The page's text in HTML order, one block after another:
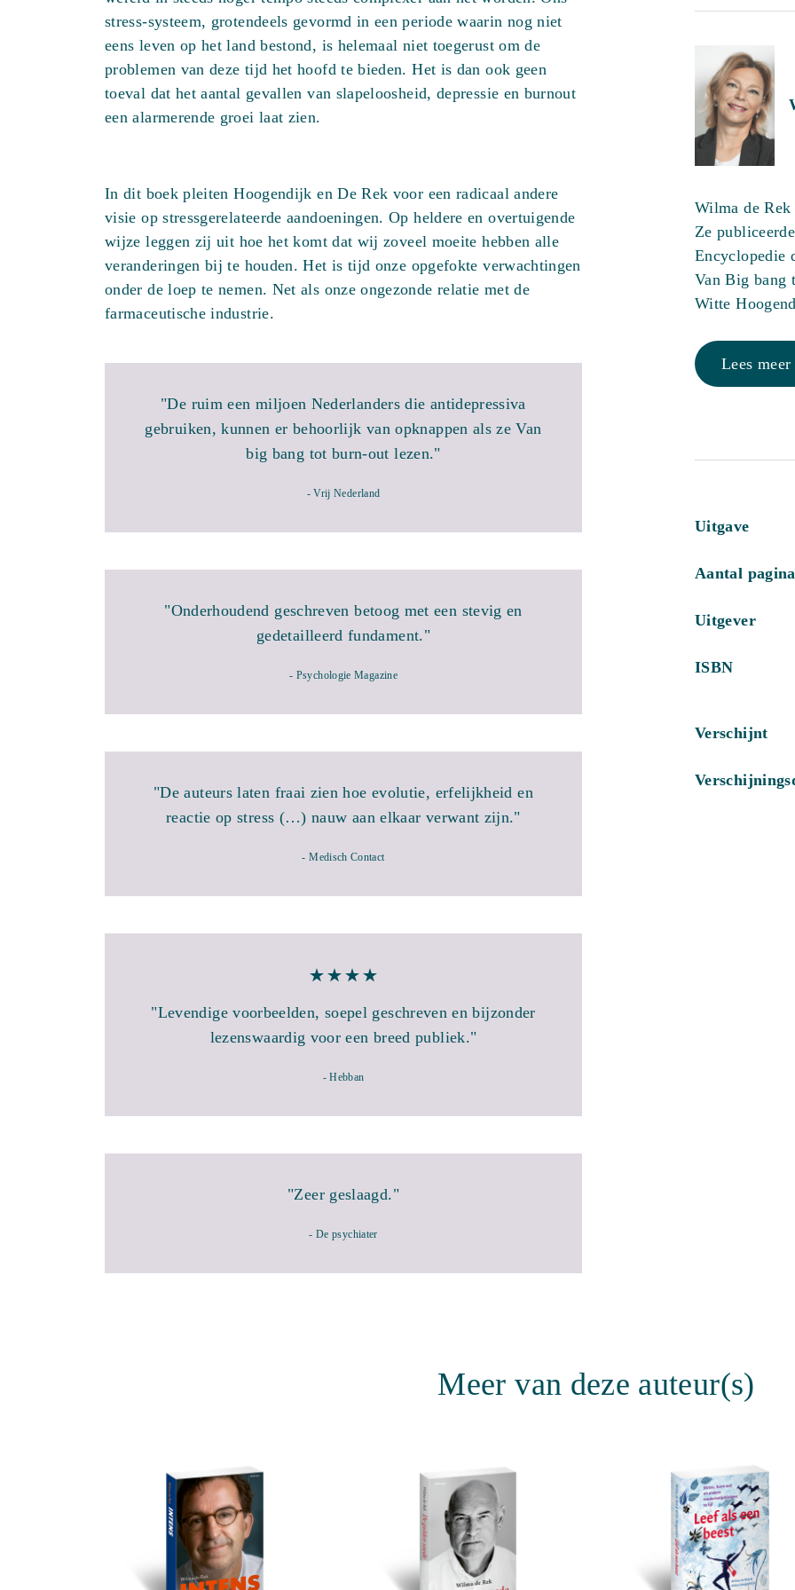
stress-systeem, grotendeels gevormd in een periode waarin nog niet
eens leven op het land bestond, is helemaal niet toegerust om de
problemen van deze tijd het hoofd te bieden. Het is dan ook geen
toeval dat het aantal gevallen van slapeloosheid, depressie en burnout
een alarmerende groei laat zien.
In dit boek pleiten Hoogendijk en De Rek voor een radicaal andere
visie op stressgerelateerde aandoeningen. Op heldere en overtuigende
wijze leggen zij uit hoe het komt dat wij zoveel moeite hebben alle
veranderingen bij te houden. Het is tijd onze opgefokte verwachtingen
onder de loep te nemen. Net als onze ongezonde relatie met de
farmaceutische industrie.
"De ruim een miljoen Nederlanders die antidepressiva
gebruiken, kunnen er behoorlijk van opknappen als ze Van
big bang tot burn-out lezen."
- Vrij Nederland
"Onderhoudend geschreven betoog met een stevig en
gedetailleerd fundament."
- Psychologie Magazine
"De auteurs laten fraai zien hoe evolutie, erfelijkheid en
reactie op stress (…) nauw aan elkaar verwant zijn."
- Medisch Contact
"Levendige voorbeelden, soepel geschreven en bijzonder
lezenswaardig voor een breed publiek."
- Hebban
"Zeer geslaagd."
- De psychiater
Wilma de
Ze
Encyclopedie
Van Big bang
Witte
Lees meer
Uitgave
Aantal
Uitgever
ISBN
Verschijnt
Meer van deze auteur(s)